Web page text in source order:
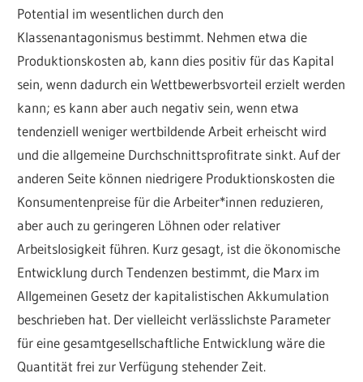
Potential im wesentlichen durch den
Klassenantagonismus bestimmt. Nehmen etwa die
Produktionskosten ab, kann dies positiv für das Kapital
sein, wenn dadurch ein Wettbewerbsvorteil erzielt werden
kann; es kann aber auch negativ sein, wenn etwa
tendenziell weniger wertbildende Arbeit erheischt wird
und die allgemeine Durchschnittsprofitrate sinkt. Auf der
anderen Seite können niedrigere Produktionskosten die
Konsumentenpreise für die Arbeiter*innen reduzieren,
aber auch zu geringeren Löhnen oder relativer
Arbeitslosigkeit führen. Kurz gesagt, ist die ökonomische
Entwicklung durch Tendenzen bestimmt, die Marx im
Allgemeinen Gesetz der kapitalistischen Akkumulation
beschrieben hat. Der vielleicht verlässlichste Parameter
für eine gesamtgesellschaftliche Entwicklung wäre die
Quantität frei zur Verfügung stehender Zeit.